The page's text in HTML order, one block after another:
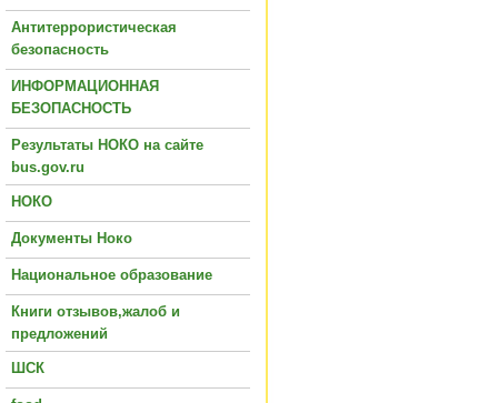
Антитеррористическая
безопасность
ИНФОРМАЦИОННАЯ
БЕЗОПАСНОСТЬ
Результаты НОКО на сайте
bus.gov.ru
НОКО
Документы Ноко
Национальное образование
Книги отзывов,жалоб и
предложений
ШСК